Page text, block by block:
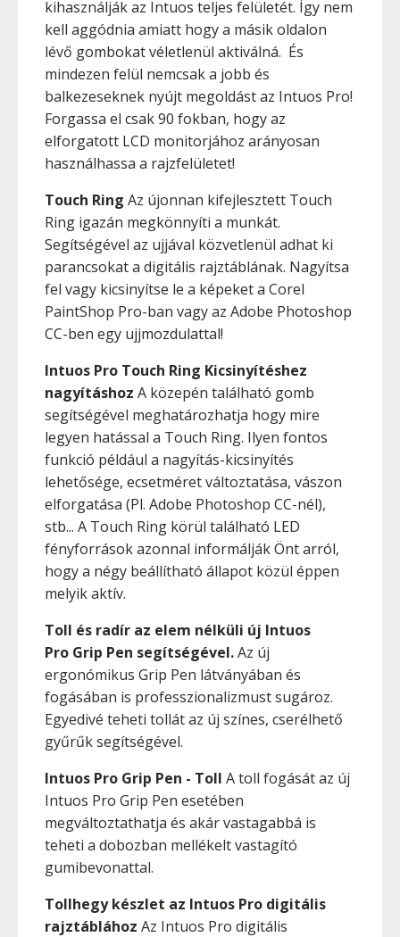
kihasználják az Intuos teljes felületét. Így nem
kell aggódnia amiatt hogy a másik oldalon
lévő gombokat véletlenül aktiválná. És
mindezen felül nemcsak a jobb és
balkezeseknek nyújt megoldást az Intuos Pro!
Forgassa el csak 90 fokban, hogy az
elforgatott LCD monitorjához arányosan
használhassa a rajzfelületet!
Touch Ring Az újonnan kifejlesztett Touch
Ring igazán megkönnyíti a munkát.
Segítségével az ujjával közvetlenül adhat ki
parancsokat a digitális rajztáblának. Nagyítsa
fel vagy kicsinyítse le a képeket a Corel
PaintShop Pro-ban vagy az Adobe Photoshop
CC-ben egy ujjmozdulattal!
Intuos Pro Touch Ring Kicsinyítéshez
nagyításhoz A közepén található gomb
segítségével meghatározhatja hogy mire
legyen hatással a Touch Ring. Ilyen fontos
funkció például a nagyítás-kicsinyítés
lehetősége, ecsetméret változtatása, vászon
elforgatása (Pl. Adobe Photoshop CC-nél),
stb... A Touch Ring körül található LED
fényforrások azonnal informálják Önt arról,
hogy a négy beállítható állapot közül éppen
melyik aktív.
Toll és radír az elem nélküli új Intuos
Pro Grip Pen segítségével.Az új
ergonómikus Grip Pen látványában és
fogásában is professzionalizmust sugároz.
Egyedivé teheti tollát az új színes, cserélhető
gyűrűk segítségével.
Intuos Pro Grip Pen - Toll A toll fogását az új
Intuos Pro Grip Pen esetében
megváltoztathatja és akár vastagabbá is
teheti a dobozban mellékelt vastagító
gumibevonattal.
Tollhegy készlet az Intuos Pro digitális
rajztáblához Az Intuos Pro digitális